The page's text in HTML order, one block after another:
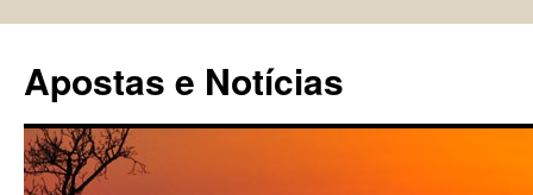
conteúdo
Apostas e Notícias